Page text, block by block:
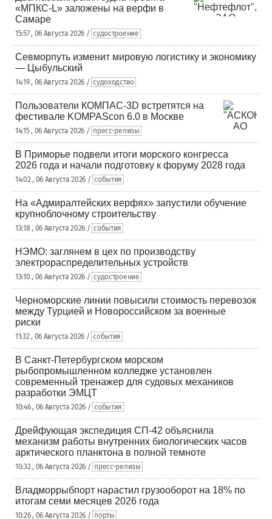
«МПКС-L» заложены на верфи в
Самаре
15:57 , 06 Августа 2026 / судостроение
Севморпуть изменит мировую логистику и экономику
— Цыбульский
14:19 , 06 Августа 2026 / судоходство
Пользователи КОМПАС-3D встретятся на
фестивале KOMPAScon 6.0 в Москве
14:15 , 06 Августа 2026 / пресс-релизы
В Приморье подвели итоги морского конгресса
2026 года и начали подготовку к форуму 2028 года
14:02 , 06 Августа 2026 / события
На «Адмиралтейских верфях» запустили обучение
крупноблочному строительству
13:18 , 06 Августа 2026 / события
НЭМО: заглянем в цех по производству
электрораспределительных устройств
13:10 , 06 Августа 2026 / судостроение
Черноморские линии повысили стоимость перевозок
между Турцией и Новороссийском за военные
риски
11:32 , 06 Августа 2026 / события
В Санкт-Петербургском морском
рыбопромышленном колледже установлен
современный тренажер для судовых механиков
разработки ЭМЦТ
10:46 , 06 Августа 2026 / события
Дрейфующая экспедиция СП-42 объяснила
механизм работы внутренних биологических часов
арктического планктона в полной темноте
10:32 , 06 Августа 2026 / пресс-релизы
Владморрыбпорт нарастил грузооборот на 18% по
итогам семи месяцев 2026 года
10:26 , 06 Августа 2026 / порты